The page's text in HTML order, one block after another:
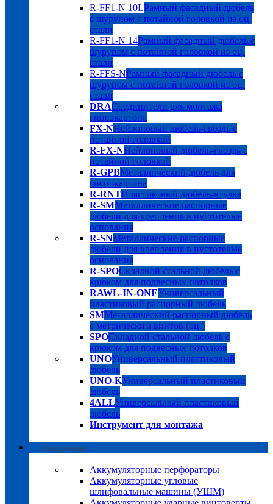
R-FF1-N 10LРамный фасадный дюбель
с шурупом с потайной головкой из оц.
стали
R-FF1-N 14Рамный фасадный дюбель с
шурупом с потайной головкой из оц.
стали
R-FFS-NРамный фасадный дюбель с
шурупом с потайной головкой из оц.
стали
DRAСоединители для монтажа
гипсокартона
FX-NНейлоновый дюбель-гвоздь с
потайной головкой
R-FX-NНейлоновый дюбель-гвоздь с
потайной головкой
R-GPBМеталлический дюбель для
гиспокартона
R-RNTПластиковый дюбель-втулка
R-SMМеталлические распорные
дюбели для крепления в пустотелые
основания
R-SNМеталлические распорные
дюбели для крепления в пустотелые
основания
R-SPOСкладной стальной дюбель с
крюком для подвесных потолков
RAWL-IN-ONEУниверсальный
пластиковый распорный дюбель
SMМеталлический распорный дюбель
с метрическим винтов (оц.)
SPOСкладной стальной дюбель с
крюком для подвесных потолков
UNOУниверсальный пластиковый
дюбель
UNO-KУниверсальный пластиковый
дюбель
4ALLУниверсальный пластиковый
дюбель
Инструмент для монтажа
Инструмент
Аккумуляторные перфораторы
Аккумуляторные угловые
шлифовальные машины (УШМ)